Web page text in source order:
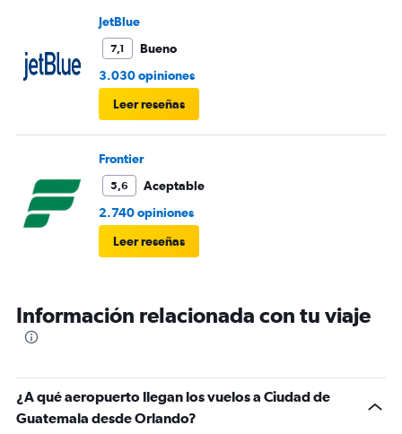
JetBlue
7,1
Bueno
3.030 opiniones
Leer reseñas
Frontier
5,6
Aceptable
2.740 opiniones
Leer reseñas
Información relacionada con tu viaje
¿A qué aeropuerto llegan los vuelos a Ciudad de
Guatemala desde Orlando?